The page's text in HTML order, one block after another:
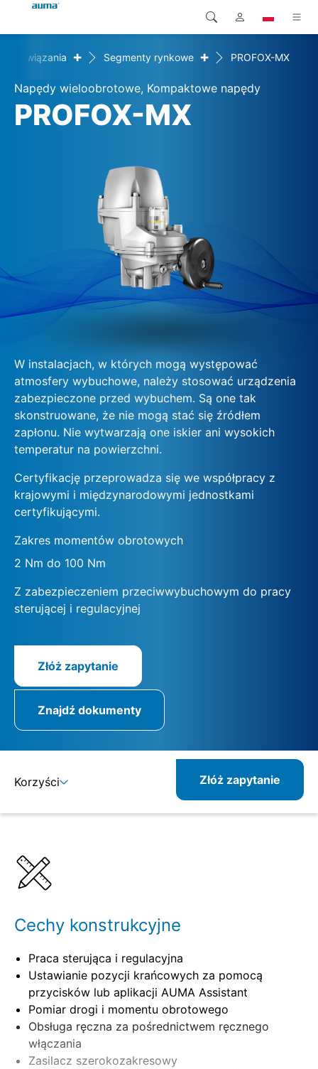
Produkty
Rozwiązania
Przedsiębiorstwo
Global
Europa
Ameryka Północna
Wyszukaj
Rozwiązania + Segmenty rynkowe + PROFOX-MX
Napędy wieloobrotowe, Kompaktowe napędy
PROFOX-MX
W instalacjach, w których mogą występować
atmosfery wybuchowe, należy stosować urządzenia
zabezpieczone przed wybuchem. Są one tak
skonstruowane, że nie mogą stać się źródłem
zapłonu. Nie wytwarzają one iskier ani wysokich
temperatur na powierzchni.
Certyfikację przeprowadza się we współpracy z
krajowymi i międzynarodowymi jednostkami
certyfikującymi.
Zakres momentów obrotowych
2 Nm do 100 Nm
Z zabezpieczeniem przeciwwybuchowym do pracy
sterującej i regulacyjnej
Złóż zapytanie
Znajdź dokumenty
Korzyści
Pokrewne produkty
Złóż zapytanie
Cechy konstrukcyjne
Praca sterująca i regulacyjna
Ustawianie pozycji krańcowych za pomocą
przycisków lub aplikacji AUMA Assistant
Pomiar drogi i momentu obrotowego
Obsługa ręczna za pośrednictwem ręcznego
włączania
Zasilacz szerokozakresowy